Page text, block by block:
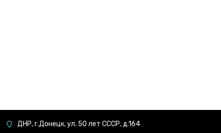
ДНР, г.Донецк, ул. 50 лет СССР, д.164